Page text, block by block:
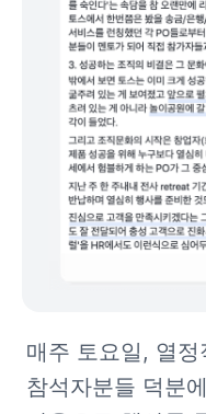
매주 토요일, 열
참석자분들 덕분